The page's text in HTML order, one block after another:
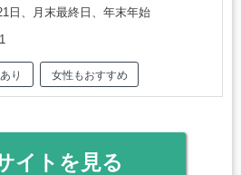
日、月末最終日、年末年始
り 女性もおすすめ
イトを見る